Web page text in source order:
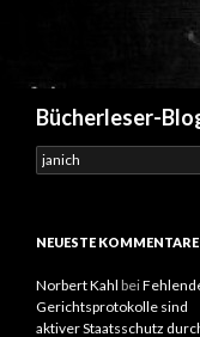
Bücherleser-
S
u
e
a
c
h
NEUESTE KOMMENTARE
Norbert Kahl bei
Gerichtsprotokolle sind
aktiver Staatsschutz